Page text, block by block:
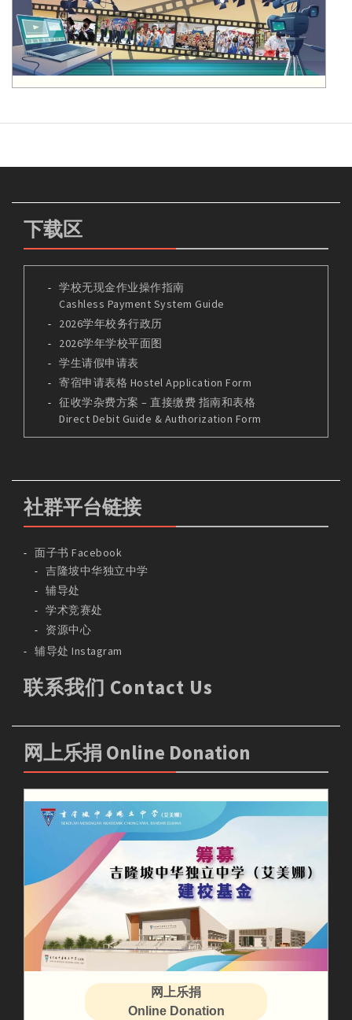
下载区
学校无现金作业操作指南
Cashless Payment System Guide
2026学年校务行政历
2026学年学校平面图
学生请假申请表
寄宿申请表格 Hostel Application Form
征收学杂费方案 – 直接缴费 指南和表格
Direct Debit Guide & Authorization Form
社群平台链接
面子书 Facebook
吉隆坡中华独立中学
辅导处
学术竞赛处
资源中心
辅导处 Instagram
联系我们 Contact Us
网上乐捐 Online Donation
网上乐捐
Online Donation